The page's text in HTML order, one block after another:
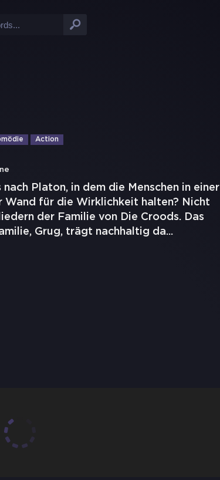
Action
Platon, in dem die Menschen in einer
Wand für die Wirklichkeit halten? Nicht
der Familie von Die Croods. Das
Grug, trägt nachhaltig da...